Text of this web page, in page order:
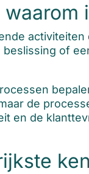
of
de
en de